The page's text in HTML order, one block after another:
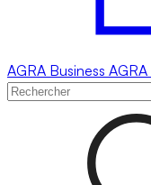
AGRA Business AGRA